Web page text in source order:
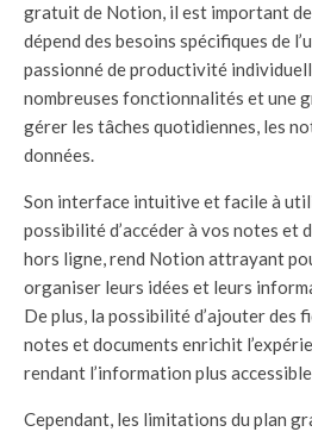
gratuit de Notion, il est important
dépend des besoins spécifiques de
passionné de productivité
nombreuses fonctionnalités et une
gérer les tâches quotidiennes, les
données.
Son interface intuitive et facile à
possibilité d’accéder à vos notes et
hors ligne, rend Notion attrayant
organiser leurs idées et leurs
De plus, la possibilité d’ajouter des
notes et documents enrichit
rendant l’information plus
Cependant, les limitations du plan